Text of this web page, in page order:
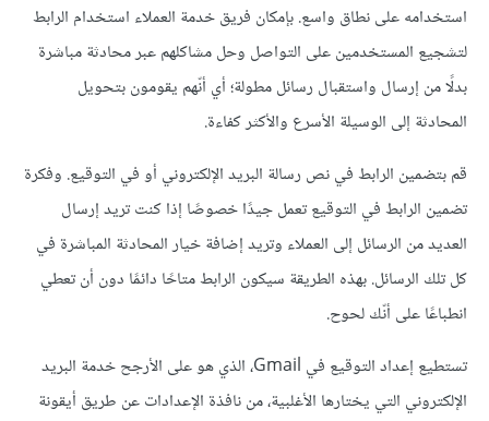
استخدامه على نطاق واسع. بإمكان فريق خدمة العملاء استخدام الرابط
لتشجيع المستخدمين على التواصل وحل مشاكلهم عبر محادثة مباشرة
بدلًا من إرسال واستقبال رسائل مطولة؛ أي أنّهم يقومون بتحويل
المحادثة إلى الوسيلة الأسرع والأكثر كفاءة.
قم بتضمين الرابط في نص رسالة البريد الإلكتروني أو في التوقيع. وفكرة
تضمين الرابط في التوقيع تعمل جيدًا خصوصًا إذا كنت تريد إرسال
العديد من الرسائل إلى العملاء وتريد إضافة خيار المحادثة المباشرة في
كل تلك الرسائل. بهذه الطريقة سيكون الرابط متاحًا دائمًا دون أن تعطي
انطباعًا على أنّك لحوح.
تستطيع إعداد التوقيع في Gmail، الذي هو على الأرجح خدمة البريد
الإلكتروني التي يختارها الأغلبية، من نافذة الإعدادات عن طريق أيقونة